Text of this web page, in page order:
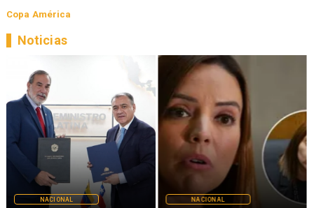
Copa América
NACIONAL NACIONAL
Noticias